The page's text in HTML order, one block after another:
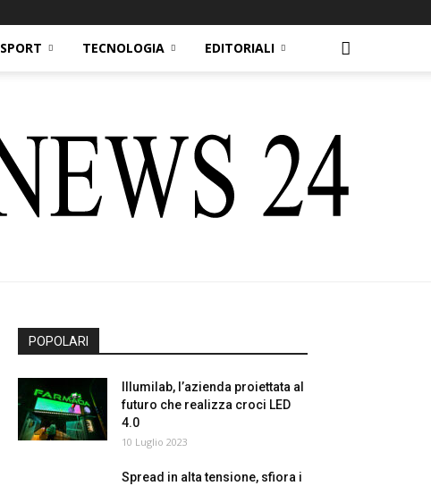
SPORT TECNOLOGIA EDITORIALI
POPOLARI
Illumilab, l’azienda proiettata al
futuro che realizza croci LED
4.0
10 Luglio 2023
Spread in alta tensione, sfiora i